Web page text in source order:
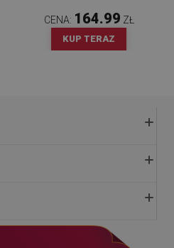
CENA: 164.99 ZŁ
KUP TERAZ